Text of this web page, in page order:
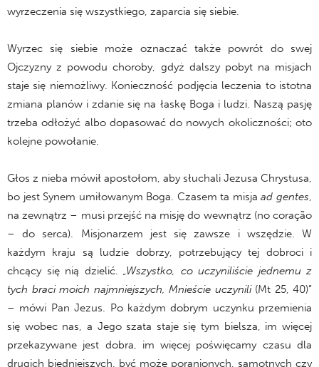
wyrzeczenia się wszystkiego, zaparcia się siebie.
Wyrzec się siebie może oznaczać także powrót do swej
Ojczyzny z powodu choroby, gdyż dalszy pobyt na misjach
staje się niemożliwy. Konieczność podjęcia leczenia to istotna
zmiana planów i zdanie się na łaskę Boga i ludzi. Naszą pasję
trzeba odłożyć albo dopasować do nowych okoliczności; oto
kolejne powołanie.
Głos z nieba mówił apostołom, aby słuchali Jezusa Chrystusa,
bo jest Synem umiłowanym Boga. Czasem ta misjaad gentes,
na zewnątrz – musi przejść na misję do wewnątrz (no coração
– do serca). Misjonarzem jest się zawsze i wszędzie. W
każdym kraju są ludzie dobrzy, potrzebujący tej dobroci i
chcący się nią dzielić. „Wszystko, co uczyniliście jednemu z
tych braci moich najmniejszych, Mnieście uczynili(Mt 25, 40)”
– mówi Pan Jezus. Po każdym dobrym uczynku przemienia
się wobec nas, a Jego szata staje się tym bielsza, im więcej
przekazywane jest dobra, im więcej poświęcamy czasu dla
drugich biedniejszych, być może poranionych, samotnych czy